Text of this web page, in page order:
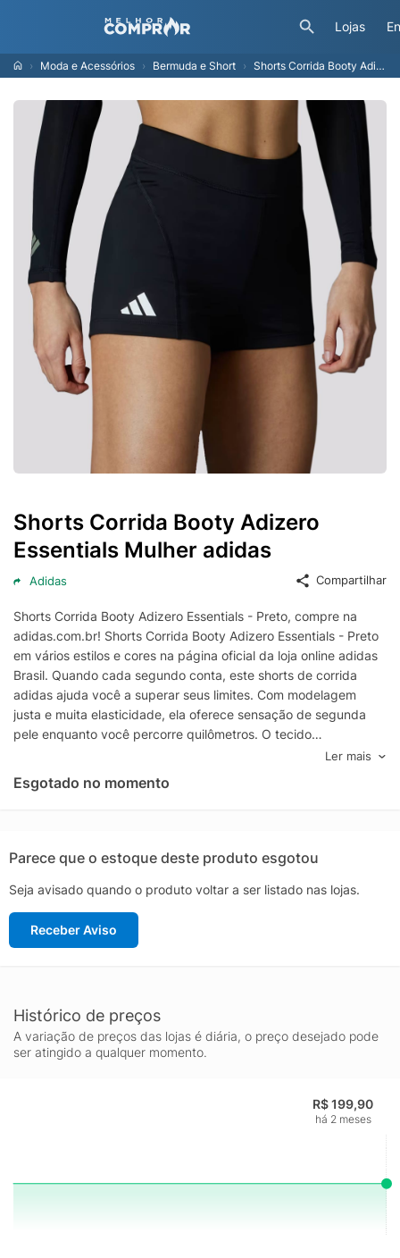
Lojas
Moda e Acessórios Bermuda e Short Shorts Corrida Booty Adizero Essentials Mulher adidas
Shorts Corrida Booty Adizero
Essentials Mulher adidas
Adidas Compartilhar
Shorts Corrida Booty Adizero Essentials - Preto, compre na
adidas.com.br! Shorts Corrida Booty Adizero Essentials - Preto
em vários estilos e cores na página oficial da loja online adidas
Brasil. Quando cada segundo conta, este shorts de corrida
adidas ajuda você a superar seus limites. Com modelagem
justa e muita elasticidade, ela oferece sensação de segunda
pele enquanto você percorre quilômetros. O tecido
AEROREADY controla a umidade, mantendo seu corpo seco do
começo ao fim, e a cintura ajustável por cordão permite que
você ajuste o caimento para que ele seja perfeito em qualquer
materiais já criados, o que ajuda a reduzir o desperdício e a
pegada dos produtos que fabricamos.
Ler mais
Esgotado no momento
Parece que o estoque deste produto esgotou
Seja avisado quando o produto voltar a ser listado nas lojas.
Receber Aviso
Histórico de preços
A variação de preços das lojas é diária, o preço desejado pode
ser atingido a qualquer momento.
R$ 199,90
há 2 meses